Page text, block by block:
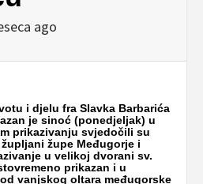
ago
i djelu fra Slavka Barbarića
je sinoć (ponedjeljak) u
prikazivanju svjedočili su
župe Međugorje i
u velikoj dvorani sv.
prikazan i u
vanjskog oltara međugorske